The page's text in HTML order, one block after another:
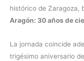
histórico de Zaragoza,
Aragón: 30 años de
La jornada coincide
trigésimo aniversario